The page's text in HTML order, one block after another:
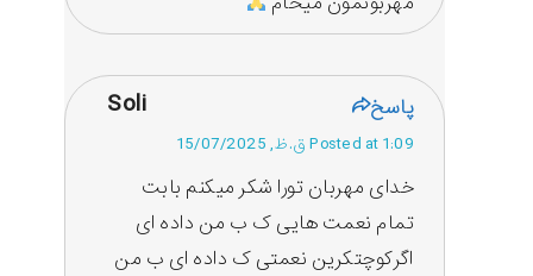
Soli پاسخ
Posted at 1:09 ق.ظ, 15/07/2025
خدای مهربان تورا شکر میکنم بابت
تمام نعمت هایی ک ب من داده ای
اگرکوچتکرین نعمتی ک داده ای ب من